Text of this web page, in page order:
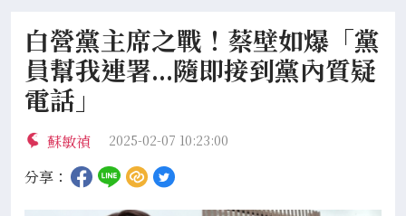
白營黨主席之戰！蔡壁如爆「黨
員幫我連署...隨即接到黨內質疑
電話」
蘇敏禎 2025-02-07 10:23:00
分享：